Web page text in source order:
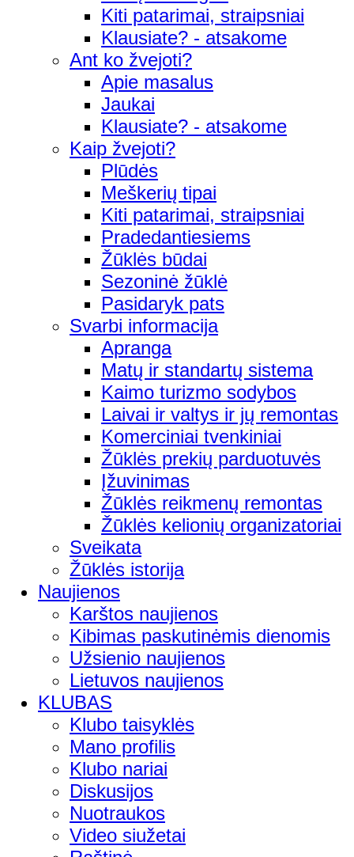
Kiti patarimai, straipsniai
Klausiate? - atsakome
Ant ko žvejoti?
Apie masalus
Jaukai
Klausiate? - atsakome
Kaip žvejoti?
Plūdės
Meškerių tipai
Kiti patarimai, straipsniai
Pradedantiesiems
Žūklės būdai
Sezoninė žūklė
Pasidaryk pats
Svarbi informacija
Apranga
Matų ir standartų sistema
Kaimo turizmo sodybos
Laivai ir valtys ir jų remontas
Komerciniai tvenkiniai
Žūklės prekių parduotuvės
Įžuvinimas
Žūklės reikmenų remontas
Žūklės kelionių organizatoriai
Sveikata
Žūklės istorija
Naujienos
Karštos naujienos
Kibimas paskutinėmis dienomis
Užsienio naujienos
Lietuvos naujienos
KLUBAS
Klubo taisyklės
Mano profilis
Klubo nariai
Diskusijos
Nuotraukos
Video siužetai